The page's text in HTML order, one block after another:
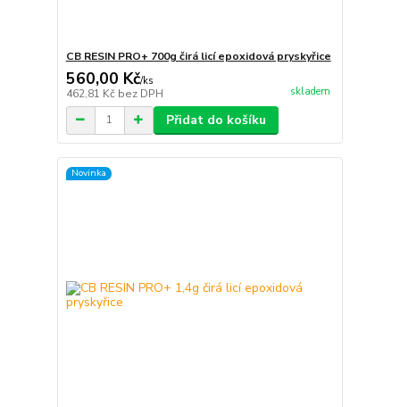
CB RESIN PRO+ 700g čirá licí epoxidová pryskyřice
560,00 Kč/ks
462,81 Kč bez DPH skladem
Přidat do košíku
Novinka